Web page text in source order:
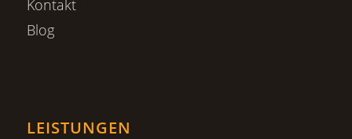
Kontakt
Blog
LEISTUNGEN